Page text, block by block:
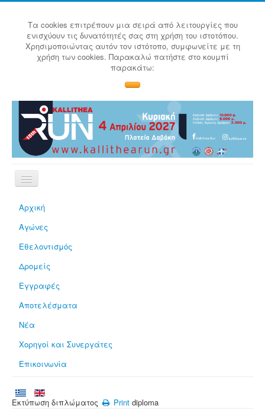
Τα cookies επιτρέπουν μια σειρά από λειτουργίες που
ενισχύουν τις δυνατότητές σας στη χρήση του ιστοτόπου.
Χρησιμοποιώντας αυτόν τον ιστότοπο, συμφωνείτε με τη
χρήση των cookies. Παρακαλώ πατήστε στο κουμπί
παρακάτω:
Αρχική
Αγώνες
Εθελοντισμός
Δρομείς
Εγγραφές
Αποτελέσματα
Νέα
Χορηγοί και Συνεργάτες
Επικοινωνία
Εκτύπωση διπλώματος Print diploma